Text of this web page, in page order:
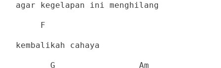
agar kegelapan ini menghilang
F
kembalikah cahaya
G Am